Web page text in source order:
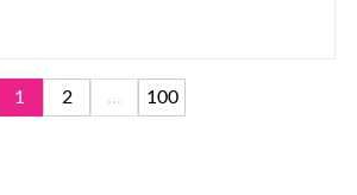
1 2 ... 100